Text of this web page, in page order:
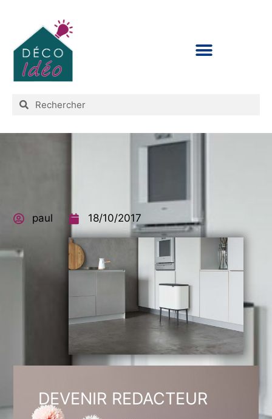
paul 18/10/2017
DEVENIR REDACTEUR